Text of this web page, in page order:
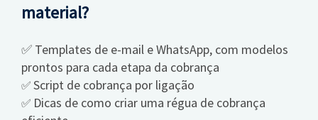
material?
✅ Templates de e-mail e WhatsApp, com modelos
prontos para cada etapa da cobrança
✅ Script de cobrança por ligação
✅ Dicas de como criar uma régua de cobrança